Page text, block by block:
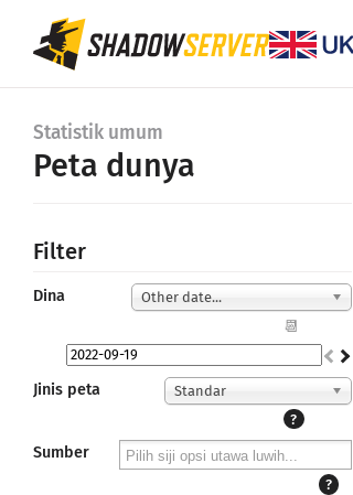
Statistik umum
Peta dunya
Filter
Dina Other date...
📆
Jinis peta
Standar
?
Sumber
?